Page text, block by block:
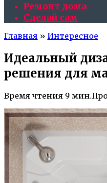
Ремонт дома
Сделай сам
Главная » Интересное
Идеальный
решения для
Время чтения 9 мин.